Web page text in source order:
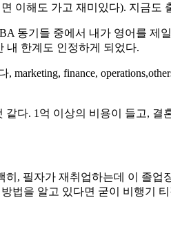
이해도 가고 재미있다). 지금도
동기들 중에서 내가 영어를 제
내 한계도 인정하게 되었다.
finance,
다. 1억 이상의 비용이 들고,
, 필자가 재취업하는데 이 졸업
법을 알고 있다면 굳이 비행기